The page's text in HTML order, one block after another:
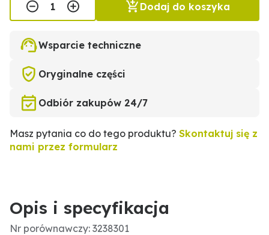
Dodaj do koszyka
Wsparcie techniczne
Oryginalne części
Odbiór zakupów 24/7
Masz pytania co do tego produktu? Skontaktuj się z
nami przez formularz
Opis i specyfikacja
Nr porównawczy: 3238301